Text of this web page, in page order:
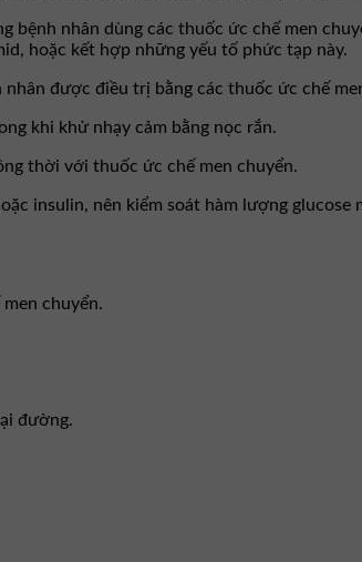
nhân dùng các thuốc ức chế men
hoặc kết hợp những yếu tố phức tạp này.
được điều trị bằng các thuốc ức chế
khi khử nhạy cảm bằng nọc rắn.
thời với thuốc ức chế men chuyển.
insulin, nên kiểm soát hàm lượng
chuyển.
đường.